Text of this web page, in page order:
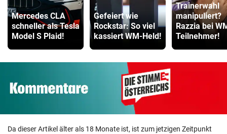
Mercedes CLA
schneller als Tesla
Model S Plaid!
Gefeiert wie
Rockstar: So viel
kassiert WM-Held!
Trainerwahl
manipuliert?
Razzia bei
Teilnehmer!
Da dieser Artikel älter als 18 Monate ist, ist zum jetzigen Zeitpunkt